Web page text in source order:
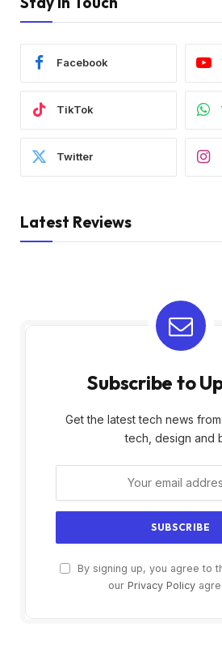
Facebook
TikTok
Twitter
Latest Reviews
Subscribe to
Get the latest tech news
tech, design and
By signing up, you agree to
our Privacy Policy